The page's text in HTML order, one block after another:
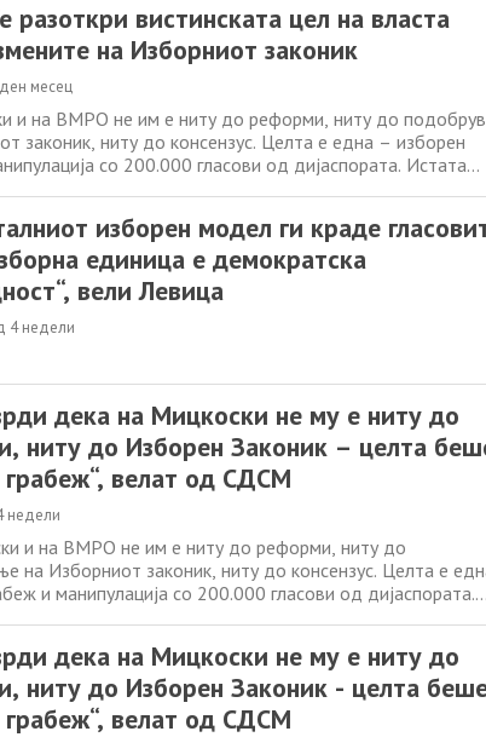
вистинската цел на власта
на Изборниот законик
месец
и на ВМРО не им е ниту до реформи, ниту до
законик, ниту до консензус. Целта е една – изборен
со 200.000 гласови од дијаспората. Истата
ДУИ, нели сеизборен модел ги краде
единица е демократска
вели Левица
4 недели
дека на Мицкоски не му е ниту до
ниту до Изборен Законик – целта
грабеж“, велат од СДСМ
недели
и на ВМРО не им е ниту до реформи, ниту до
на Изборниот законик, ниту до консензус. Целта е
и манипулација со 200.000 гласови од дијаспората.
заедно со Левица и
дека на Мицкоски не му е ниту до
ниту до Изборен Законик - целта
грабеж“, велат од СДСМ